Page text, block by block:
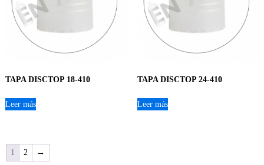
TAPA DISCTOP 18-410
Leer más
TAPA DISCTOP 24-410
Leer más
1 2 →